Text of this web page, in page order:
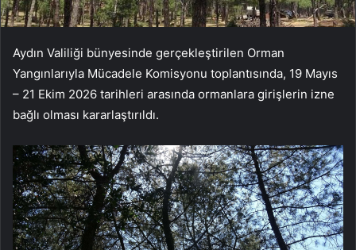
Aydın Valiliği bünyesinde gerçekleştirilen Orman
Yangınlarıyla Mücadele Komisyonu toplantısında, 19 Mayıs
– 21 Ekim 2026 tarihleri arasında ormanlara girişlerin izne
bağlı olması kararlaştırıldı.